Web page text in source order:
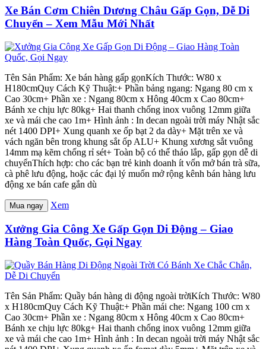
Xe Bán Cơm Chiên Dương Châu Gấp Gọn, Dễ Di
Chuyển – Xem Mẫu Mới Nhất
Tên Sản Phẩm: Xe bán hàng gấp gọnKích Thước: W80 x
H180cmQuy Cách Kỹ Thuật:+ Phần bảng ngang: Ngang 80 cm x
Cao 30cm+ Phần xe : Ngang 80cm x Hông 40cm x Cao 80cm+
Bánh xe chịu lực 80kg+ Hai thanh chống inox vuông 12mm giữa
xe và mái che cao 1m+ Hình ảnh : In decan ngoài trời máy Nhật sắc
nét 1400 DPI+ Xung quanh xe ốp bạt 2 da dày+ Mặt trên xe và
vách ngăn bên trong khung sắt ốp ALU+ Khung xương sắt vuông
14mm mạ kẽm chống rỉ sét+ Toàn bộ có thể tháo lắp, gấp gọn dễ di
chuyểnThích hợp: cho các bạn trẻ kinh doanh ít vốn mở bán trà sữa,
cà phê lưu động, hoặc các đại lý muốn mở rộng kênh bán hàng lưu
động xe bán cafe gắn dù
Mua ngay Xem
Xưởng Gia Công Xe Gấp Gọn Di Động – Giao
Hàng Toàn Quốc, Gọi Ngay
Tên Sản Phẩm: Quầy bán hàng di động ngoài trờiKích Thước: W80
x H180cmQuy Cách Kỹ Thuật:+ Phần mái che: Ngang 100 cm x
Cao 30cm+ Phần xe : Ngang 80cm x Hông 40cm x Cao 80cm+
Bánh xe chịu lực 80kg+ Hai thanh chống inox vuông 12mm giữa
xe và mái che cao 1m+ Hình ảnh : In decan ngoài trời máy Nhật sắc